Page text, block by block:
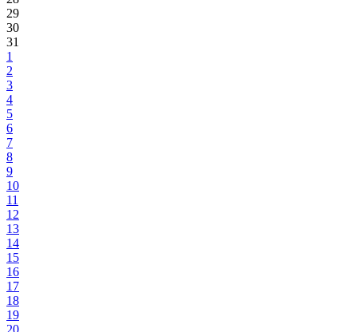
29
30
31
1
2
3
4
5
6
7
8
9
10
11
12
13
14
15
16
17
18
19